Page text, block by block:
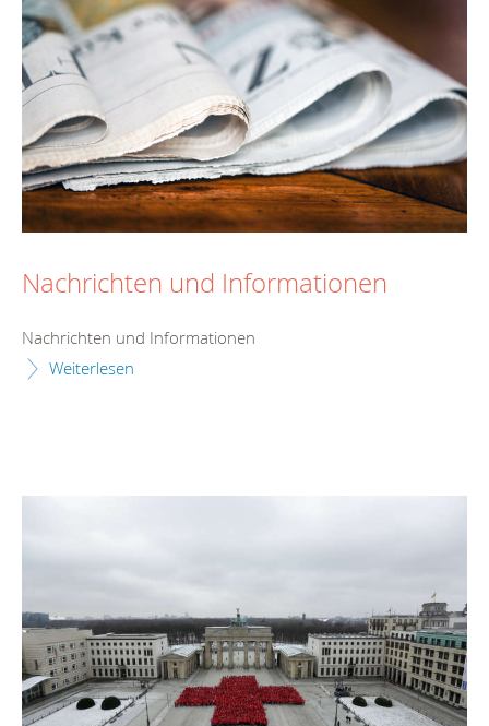
Nachrichten und Informationen
Nachrichten und Informationen
Weiterlesen